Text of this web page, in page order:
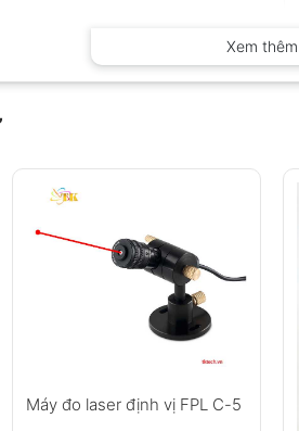
Xem thêm
Máy đo laser định vị FPL C-5